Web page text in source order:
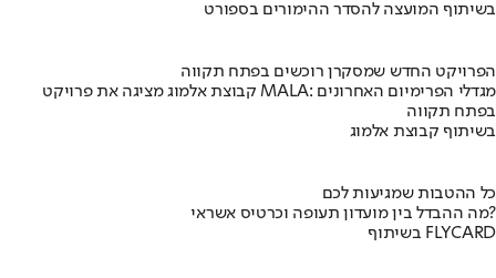
בשיתוף המועצה להסדר ההימורים בספורט
הפרויקט החדש שמסקרן רוכשים בפתח תקווה
קבוצת אלמוג מציגה את פרויקט MALA: מגדלי הפרימיום האחרונים
בפתח תקווה
בשיתוף קבוצת אלמוג
כל ההטבות שמגיעות לכם
מה ההבדל בין מועדון תעופה וכרטיס אשראי?
בשיתוף FLYCARD